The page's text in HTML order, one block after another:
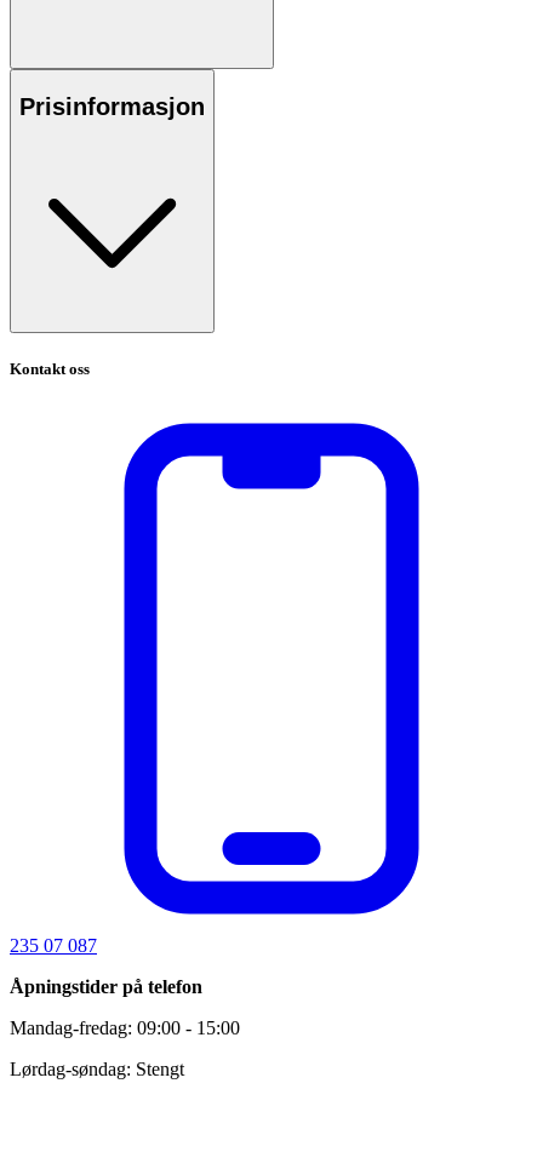
Prisinformasjon
Kontakt oss
235 07 087
Åpningstider på telefon
Mandag-fredag: 09:00 - 15:00
Lørdag-søndag: Stengt